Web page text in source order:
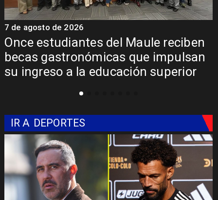
del Maule reciben
que impulsan
a la educación superior
de 2026
Álvarez-
regional
IR A DEPORTES